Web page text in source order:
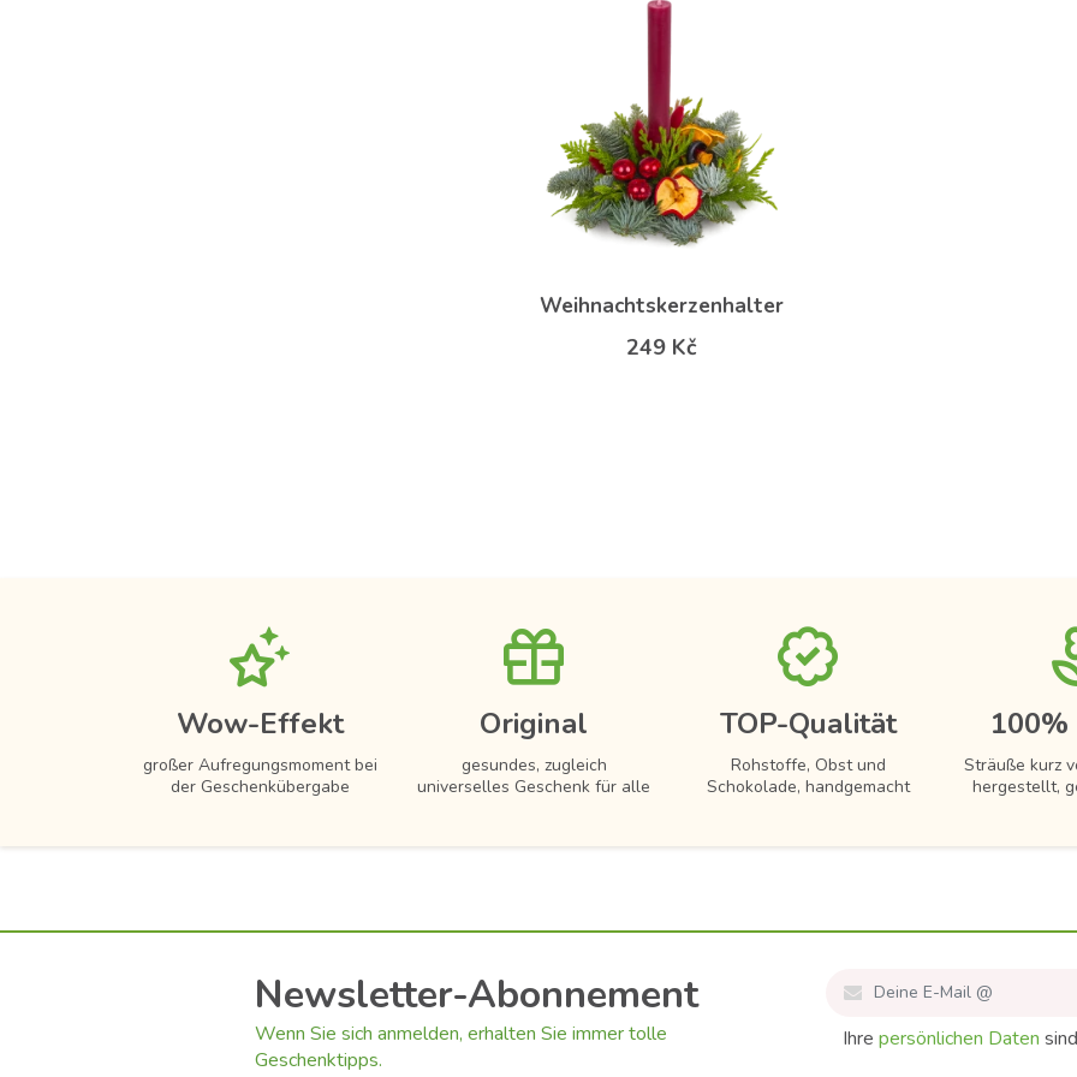
Weihnachtskerzenhalter
249 Kč
Wow-Effekt
großer Aufregungsmoment bei
der Geschenkübergabe
Original
gesundes, zugleich
universelles Geschenk für alle
TOP-Qualität
Rohstoffe, Obst und
Schokolade, handgemacht
100%
Sträuße kurz
hergestellt,
Newsletter-Abonnement
Wenn Sie sich anmelden, erhalten Sie immer tolle
Geschenktipps.
Ihre persönlichen Daten